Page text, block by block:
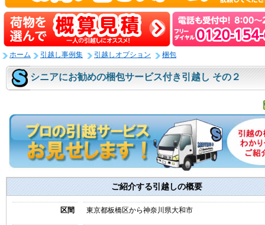
ホーム 引越し事例集 引越しオプション 梱包
シニアにお勧めの梱包サービス付き引越し その２
ご紹介する引越しの概要
区間 東京都板橋区から神奈川県大和市